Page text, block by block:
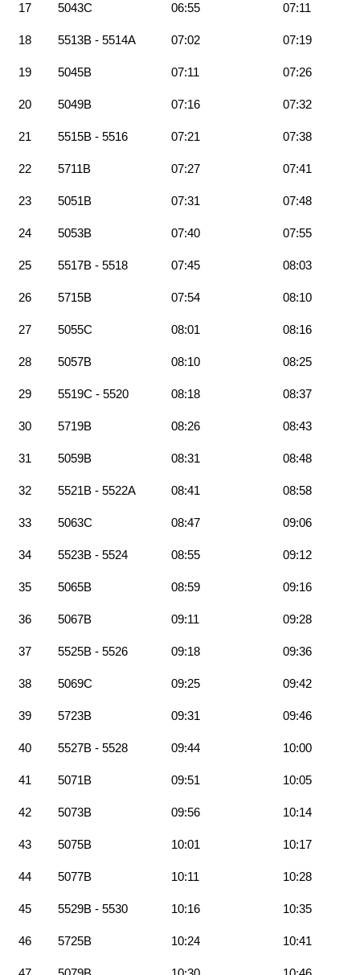
17 5043C 06:55 07:11
18 5513B - 5514A 07:02 07:19
19 5045B 07:11 07:26
20 5049B 07:16 07:32
21 5515B - 5516 07:21 07:38
22 5711B 07:27 07:41
23 5051B 07:31 07:48
24 5053B 07:40 07:55
25 5517B - 5518 07:45 08:03
26 5715B 07:54 08:10
27 5055C 08:01 08:16
28 5057B 08:10 08:25
29 5519C - 5520 08:18 08:37
30 5719B 08:26 08:43
31 5059B 08:31 08:48
32 5521B - 5522A 08:41 08:58
33 5063C 08:47 09:06
34 5523B - 5524 08:55 09:12
35 5065B 08:59 09:16
36 5067B 09:11 09:28
37 5525B - 5526 09:18 09:36
38 5069C 09:25 09:42
39 5723B 09:31 09:46
40 5527B - 5528 09:44 10:00
41 5071B 09:51 10:05
42 5073B 09:56 10:14
43 5075B 10:01 10:17
44 5077B 10:11 10:28
45 5529B - 5530 10:16 10:35
46 5725B 10:24 10:41